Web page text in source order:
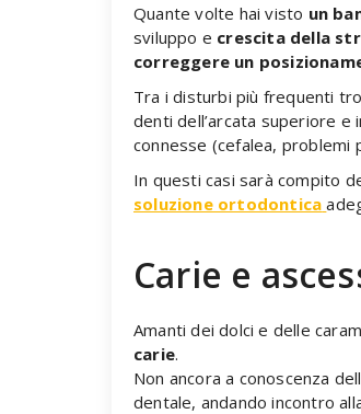
Quante volte hai visto un
sviluppo e crescita della
correggere un
Tra i disturbi più frequenti
denti dell’arcata superiore
connesse (cefalea, problemi
In questi casi sarà compito
soluzione ortodontica
Carie e
Amanti dei dolci e delle
carie.
Non ancora a conoscenza
dentale, andando incontro